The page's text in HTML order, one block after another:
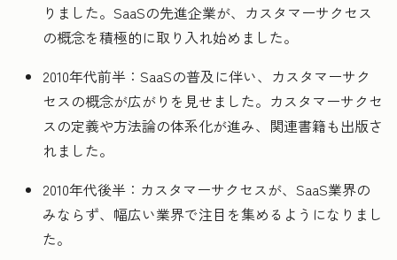
りました。SaaSの先進企業が、カスタマーサクセス
の概念を積極的に取り入れ始めました。
2010年代前半：SaaSの普及に伴い、カスタマーサク
セスの概念が広がりを見せました。カスタマーサクセ
スの定義や方法論の体系化が進み、関連書籍も出版さ
れました。
2010年代後半：カスタマーサクセスが、SaaS業界の
みならず、幅広い業界で注目を集めるようになりまし
た。